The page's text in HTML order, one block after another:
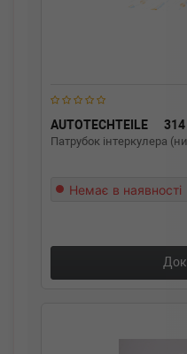
AUTOTECHTEILE
Патрубок інтеркулера
Немає в наявності